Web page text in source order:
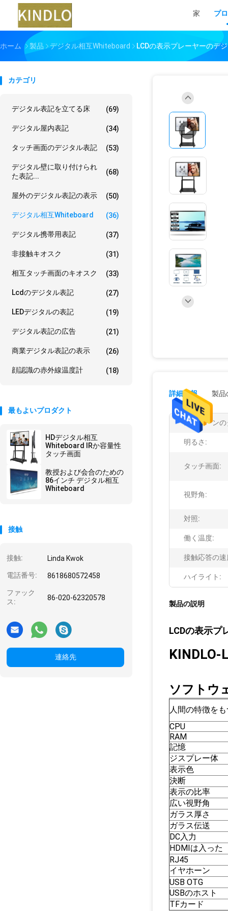
家 プ
ホーム 製品 デジタル相互whiteboard LCDの表示プレーヤーのデ
カテゴリ
デジタル表記を立てる床 (69)
デジタル屋内表記 (34)
タッチ画面のデジタル表記 (53)
デジタル壁に取り付けられ
た表記...
(68)
屋外のデジタル表記の表示 (50)
デジタル相互whiteboard (36)
デジタル携帯用表記 (37)
非接触キオスク (31)
相互タッチ画面のキオスク (33)
Lcdのデジタル表記 (27)
LEDデジタルの表記 (19)
デジタル表記の広告 (21)
商業デジタル表記の表示 (26)
顔認識の赤外線温度計 (18)
最もよいプロダクト
HDデジタル相互
Whiteboard IRか容量性
タッチ画面
教授および会合のための
86インチ デジタル相互
Whiteboard
接触
接触: Linda Kwok
電話番号: 8618680572458
ファック
ス:
86-020-62320578
連絡先
詳細情報 製品
スクリーン
明るさ:
タッチ画面:
視野角:
対照:
働く温度:
接触応答の速
ハイライト:
製品の説明
LCDの表示プ
KINDLO-
ソフトウ
人間の特徴をも
CPU
RAM
記憶
ジスプレー体
表示色
決断
表示の比率
広い視野角
ガラス厚さ
ガラス伝送
DC入力
HDMIは入った
RJ45
イヤホーン
USB OTG
USBのホスト
TFカード